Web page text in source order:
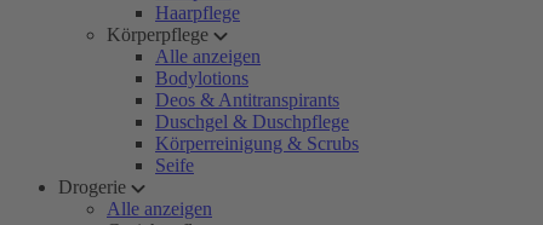
Haarpflege
Körperpflege
Alle anzeigen
Bodylotions
Deos & Antitranspirants
Duschgel & Duschpflege
Körperreinigung & Scrubs
Seife
Drogerie
Alle anzeigen